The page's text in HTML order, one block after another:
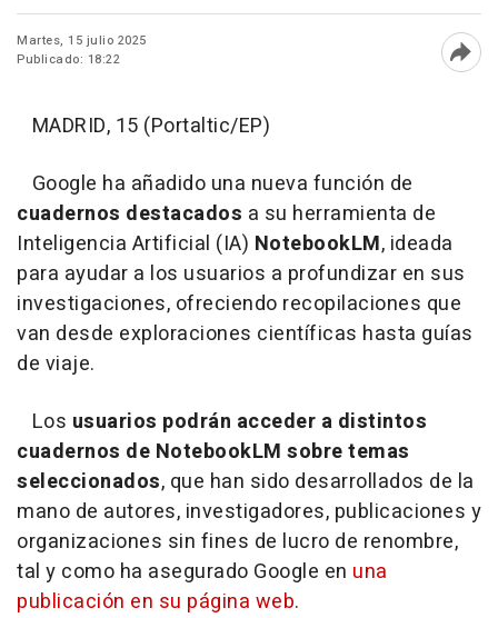
Martes, 15 julio 2025
Publicado: 18:22
MADRID, 15 (Portaltic/EP)
Google ha añadido una nueva función de
cuadernos destacados a su herramienta de
Inteligencia Artificial (IA) NotebookLM, ideada
para ayudar a los usuarios a profundizar en sus
investigaciones, ofreciendo recopilaciones que
van desde exploraciones científicas hasta guías
de viaje.
Los usuarios podrán acceder a distintos
cuadernos de NotebookLM sobre temas
seleccionados, que han sido desarrollados de la
mano de autores, investigadores, publicaciones y
organizaciones sin fines de lucro de renombre,
tal y como ha asegurado Google en una
publicación en su página web.